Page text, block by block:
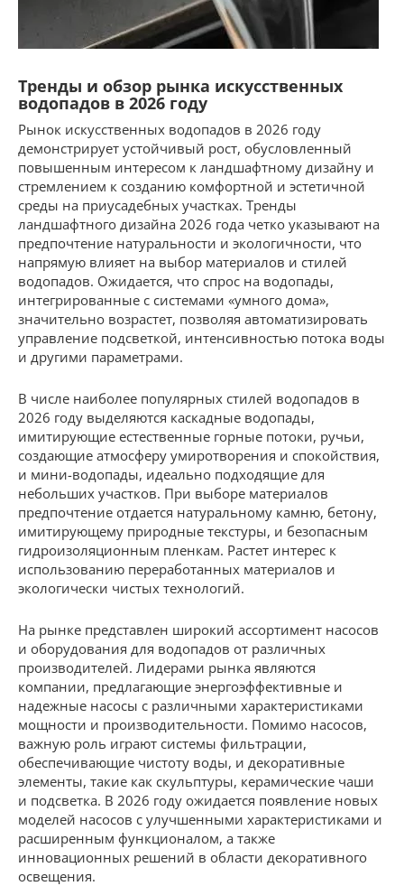
Тренды и обзор рынка искусственных
водопадов в 2026 году
Рынок искусственных водопадов в 2026 году
демонстрирует устойчивый рост, обусловленный
повышенным интересом к ландшафтному дизайну и
стремлением к созданию комфортной и эстетичной
среды на приусадебных участках. Тренды
ландшафтного дизайна 2026 года четко указывают на
предпочтение натуральности и экологичности, что
напрямую влияет на выбор материалов и стилей
водопадов. Ожидается, что спрос на водопады,
интегрированные с системами «умного дома»,
значительно возрастет, позволяя автоматизировать
управление подсветкой, интенсивностью потока воды
и другими параметрами.
В числе наиболее популярных стилей водопадов в
2026 году выделяются каскадные водопады,
имитирующие естественные горные потоки, ручьи,
создающие атмосферу умиротворения и спокойствия,
и мини-водопады, идеально подходящие для
небольших участков. При выборе материалов
предпочтение отдается натуральному камню, бетону,
имитирующему природные текстуры, и безопасным
гидроизоляционным пленкам. Растет интерес к
использованию переработанных материалов и
экологически чистых технологий.
На рынке представлен широкий ассортимент насосов
и оборудования для водопадов от различных
производителей. Лидерами рынка являются
компании, предлагающие энергоэффективные и
надежные насосы с различными характеристиками
мощности и производительности. Помимо насосов,
важную роль играют системы фильтрации,
обеспечивающие чистоту воды, и декоративные
элементы, такие как скульптуры, керамические чаши
и подсветка. В 2026 году ожидается появление новых
моделей насосов с улучшенными характеристиками и
расширенным функционалом, а также
инновационных решений в области декоративного
освещения.